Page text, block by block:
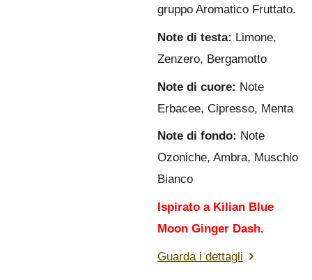
gruppo Aromatico Fruttato.
Note di testa: Limone,
Zenzero, Bergamotto
Note di cuore: Note
Erbacee, Cipresso, Menta
Note di fondo: Note
Ozoniche, Ambra, Muschio
Bianco
Ispirato a Kilian Blue
Moon Ginger Dash.
Guarda i dettagli